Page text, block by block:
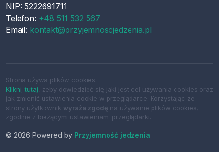
NIP: 5222691711
Telefon: +48 511 532 567
Email: kontakt@przyjemnoscjedzenia.pl
Strona używa plików cookies.
Kliknij tutaj, żeby dowiedzieć się jaki jest cel używania cookies oraz
jak zmienić ustawienia cookie w przeglądarce. Korzystając ze
strony użytkownik wyraża zgodę na używanie plików cookies,
zgodnie z bieżącymi ustawieniami przeglądarki.
© 2026 Powered by Przyjemność jedzenia